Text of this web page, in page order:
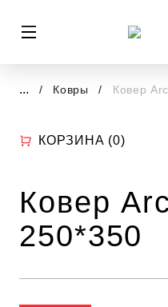
... Ковры Ковер
КОРЗИНА (0)
Ковер
250*350